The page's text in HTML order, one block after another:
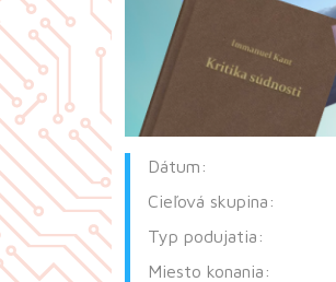
Dátum:
Cieľová skupina:
Typ podujatia:
Miesto konania: